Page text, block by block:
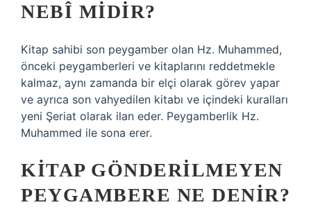
NEBÎ MIDIR?
Kitap sahibi son peygamber olan Hz. Muhammed,
önceki peygamberleri ve kitaplarını reddetmekle
kalmaz, aynı zamanda bir elçi olarak görev yapar
ve ayrıca son vahyedilen kitabı ve içindeki kuralları
yeni Şeriat olarak ilan eder. Peygamberlik Hz.
Muhammed ile sona erer.
KITAP GÖNDERILMEYEN
PEYGAMBERE NE DENIR?